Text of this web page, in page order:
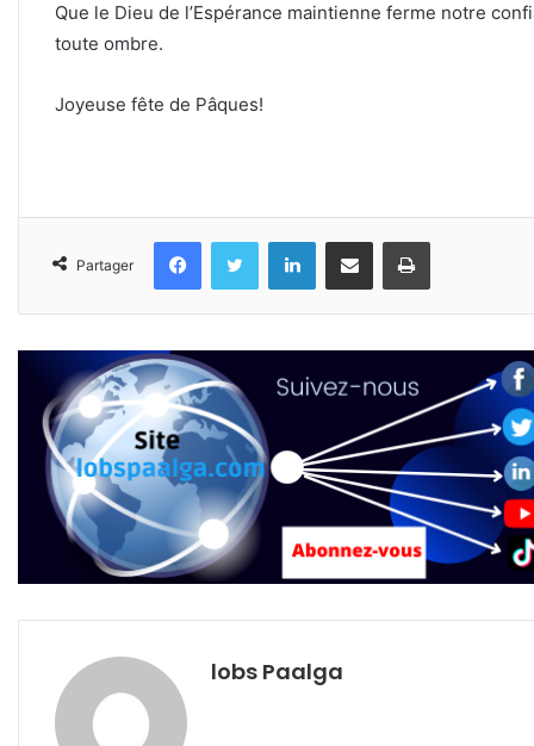
Que le Dieu de l’Espérance maintienne ferme notre
toute ombre.
Joyeuse fête de Pâques!
Partager
FacebookTwitter LinkedinPartager par email Imprimer
lobs Paalga